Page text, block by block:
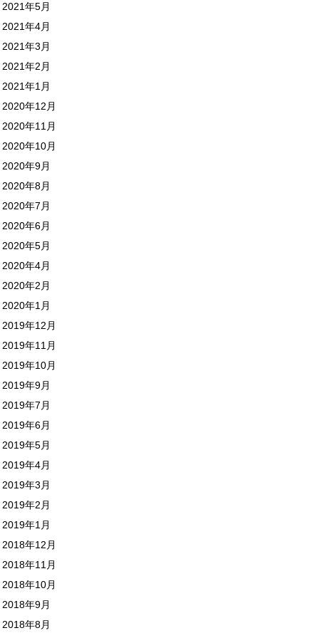
2021年5月
2021年4月
2021年3月
2021年2月
2021年1月
2020年12月
2020年11月
2020年10月
2020年9月
2020年8月
2020年7月
2020年6月
2020年5月
2020年4月
2020年2月
2020年1月
2019年12月
2019年11月
2019年10月
2019年9月
2019年7月
2019年6月
2019年5月
2019年4月
2019年3月
2019年2月
2019年1月
2018年12月
2018年11月
2018年10月
2018年9月
2018年8月